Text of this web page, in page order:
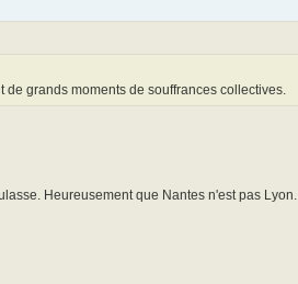
grands moments de souffrances collectives.
Heureusement que Nantes n'est pas Lyon.